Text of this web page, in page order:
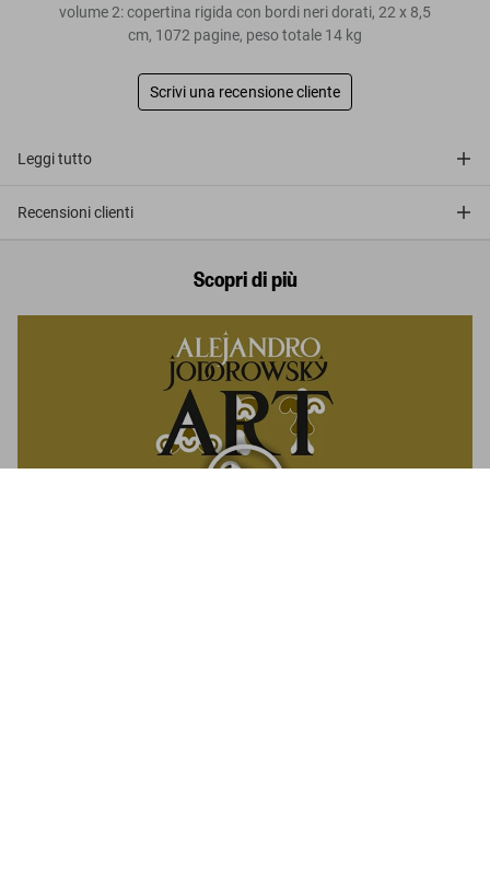
volume 2: copertina rigida con bordi neri dorati, 22 x 8,5
cm, 1072 pagine, peso totale 14 kg
Scrivi una recensione cliente
Leggi tutto
Recensioni clienti
Scopri di più